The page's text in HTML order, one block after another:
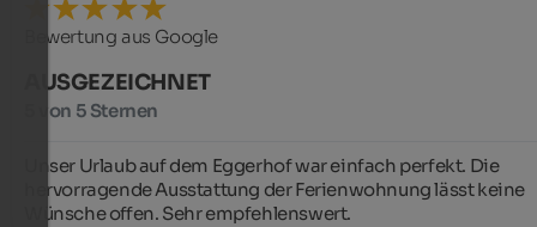
Bewertung aus Google
AUSGEZEICHNET
5 von 5 Sternen
Unser Urlaub auf dem Eggerhof war einfach perfekt. Die
hervorragende Ausstattung der Ferienwohnung lässt keine
Wünsche offen. Sehr empfehlenswert.